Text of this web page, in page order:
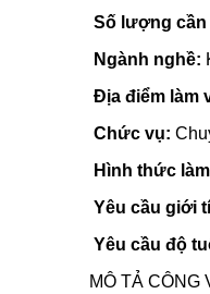
Số lượng cần
Ngành nghề:
Địa điểm làm
Chức vụ:
Hình thức
Yêu cầu giới
Yêu cầu độ
MÔ TẢ CÔNG